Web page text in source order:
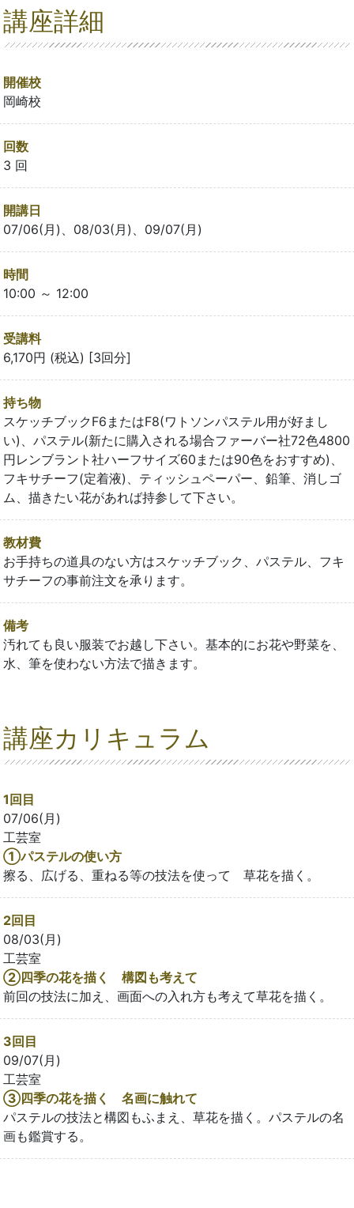
講座詳細
開催校
岡崎校
回数
3 回
開講日
07/06(月)、08/03(月)、09/07(月)
時間
10:00 ～ 12:00
受講料
6,170円 (税込) [3回分]
持ち物
スケッチブックF6またはF8(ワトソンパステル用が好まし
い)、パステル(新たに購入される場合ファーバー社72色4800
円レンブラント社ハーフサイズ60または90色をおすすめ)、
フキサチーフ(定着液)、ティッシュペーパー、鉛筆、消しゴ
ム、描きたい花があれば持参して下さい。
教材費
お手持ちの道具のない方はスケッチブック、パステル、フキ
サチーフの事前注文を承ります。
備考
汚れても良い服装でお越し下さい。基本的にお花や野菜を、
水、筆を使わない方法で描きます。
講座カリキュラム
1回目
07/06(月)
工芸室
①パステルの使い方
擦る、広げる、重ねる等の技法を使って 草花を描く。
2回目
08/03(月)
工芸室
②四季の花を描く 構図も考えて
前回の技法に加え、画面への入れ方も考えて草花を描く。
3回目
09/07(月)
工芸室
③四季の花を描く 名画に触れて
パステルの技法と構図もふまえ、草花を描く。パステルの名
画も鑑賞する。